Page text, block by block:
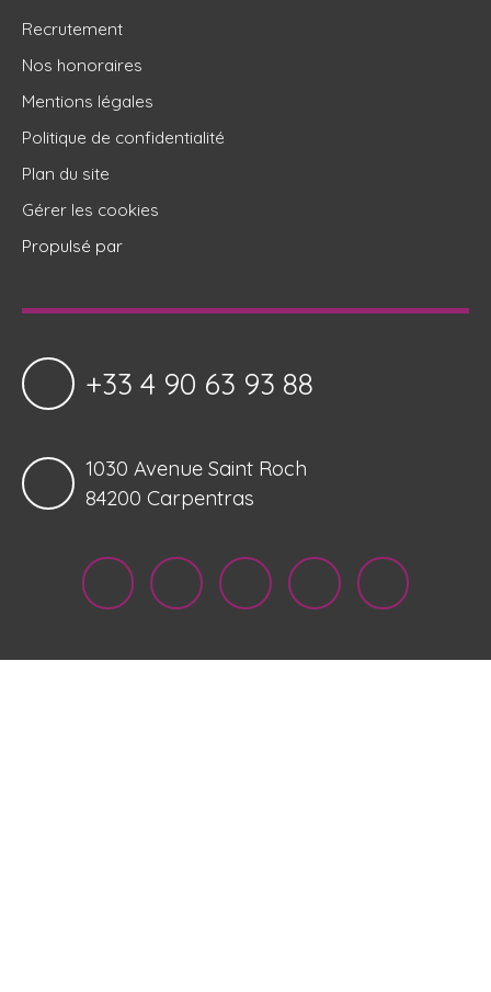
Recrutement
Nos honoraires
Mentions légales
Politique de confidentialité
Plan du site
Gérer les cookies
Propulsé par
+33 4 90 63 93 88
1030 Avenue Saint Roch
84200 Carpentras